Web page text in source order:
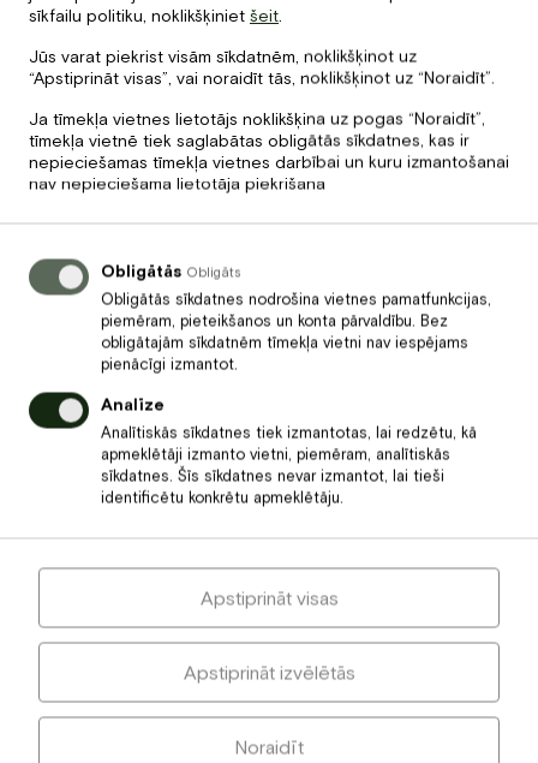
Informācija un rezervācija
+371 67840640
ipasiepiedavajumi.dogh40@zapiermail.com
10 minūšu attalumā no Rīgas
Tas ir vieglāk, nekā šķiet, un ātrāk, nekā gaidīji!
Privātais auto
Viesnīca atrodas šosejas A1 tuvumā. Sekojiet
Lidosta ar Taksometru
Precīzu informāciju par nokļūšanu no lidostas
sīkfailu politiku, noklikšķiniet šeit
Jūs varat piekrist visām sīkdatnēm, noklikšķinot uz
“Apstiprināt visas”, vai noraidīt tās, noklikšķinot uz “Noraidīt”.
Ja tīmekļa vietnes lietotājs noklikšķina uz pogas “Noraidīt”,
tīmekļa vietnē tiek saglabātas obligātās sīkdatnes, kas ir
nepieciešamas tīmekļa vietnes darbībai un kuru izmantošanai
nav nepieciešama lietotāja piekrišana
Obligātās Obligāts
Obligātās sīkdatnes nodrošina vietnes pamatfunkcijas,
piemēram, pieteikšanos un konta pārvaldību. Bez
obligātajām sīkdatnēm tīmekļa vietni nav iespējams
pienācīgi izmantot.
Analīze
Analītiskās sīkdatnes tiek izmantotas, lai redzētu, kā
apmeklētāji izmanto vietni, piemēram, analītiskās
sīkdatnes. Šīs sīkdatnes nevar izmantot, lai tieši
identificētu konkrētu apmeklētāju.
Noraidīt
Apstiprināt izvēlētās
Apstiprināt visas